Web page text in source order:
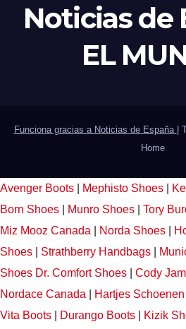
Noticias de
EL
Funciona gracias a Noticias de España
Home
Avenger Boots Mephisto Shoes
Born Shoes
Munro Shoes Tory
Miz Mooz Canada
Norda Shoes
Shoes
Strathberry Handbags
Shoes Dr. Comfort Shoes Cody
Nordace Canada
Hartjes Schoenen
Vita Boots
Durango Boots Kizik